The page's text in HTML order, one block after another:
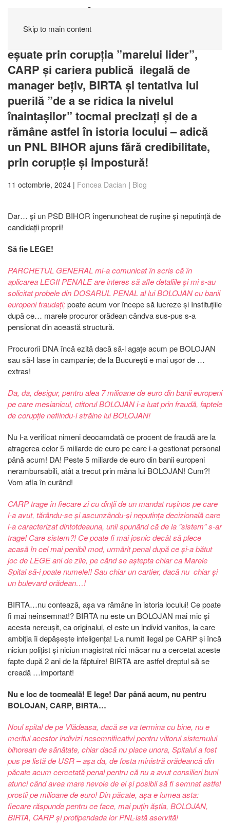
Skip to main content
Ep. 40: BOLOJAN și mirajul puterii
eșuate prin corupția ”marelui lider”,
CARP și cariera publică ilegală de
manager bețiv, BIRTA și tentativa lui
puerilă ”de a se ridica la nivelul
înaintașilor” tocmai precizați și de a
rămâne astfel în istoria locului – adică
un PNL BIHOR ajuns fără credibilitate,
prin corupție și impostură!
11 octombrie, 2024 | Foncea Dacian | Blog
Dar… și un PSD BIHOR îngenuncheat de rușine și neputință de
candidații proprii!
Să fie LEGE!
PARCHETUL GENERAL mi-a comunicat în scris că în
aplicarea LEGII PENALE are interes să afle detaliile și mi s-au
solicitat probele din DOSARUL PENAL al lui BOLOJAN cu banii
europeni fraudați;poate acum vor începe să lucreze și Instituțiile
după ce… marele procuror orădean cândva sus-pus s-a
pensionat din această structură.
Procurorii DNA încă ezită dacă să-l agațe acum pe BOLOJAN
sau să-l lase în campanie; de la București e mai ușor de …
extras!
Da, da, desigur, pentru alea 7 milioane de euro din banii europeni
pe care mesianicul, ctitorul BOLOJAN i-a luat prin fraudă, faptele
de corupție nefiindu-i străine lui BOLOJAN!
Nu l-a verificat nimeni deocamdată ce procent de fraudă are la
atragerea celor 5 miliarde de euro pe care i-a gestionat personal
până acum! DA! Peste 5 miliarde de euro din banii europeni
nerambursabili, atât a trecut prin mâna lui BOLOJAN! Cum?!
Vom afla în curând!
CARP trage în fiecare zi cu dinții de un mandat rușinos pe care
l-a avut, tărându-se și ascunzându-și neputința decizională care
l-a caracterizat dintotdeauna, unii spunând că de la ”sistem” s-ar
trage! Care sistem?! Ce poate fi mai josnic decât să plece
acasă în cel mai penibil mod, urmărit penal după ce și-a bătut
joc de LEGE ani de zile, pe când se aștepta chiar ca Marele
Spital să-i poate numele!! Sau chiar un cartier, dacă nu chiar și
un bulevard orădean…!
BIRTA…nu contează, așa va rămâne în istoria locului! Ce poate
fi mai neînsemnat!? BIRTA nu este un BOLOJAN mai mic și
acesta nereușit, ca originalul, el este un individ vanitos, la care
ambiția îi depășește inteligența! L-a numit ilegal pe CARP și încă
niciun polițist și niciun magistrat nici măcar nu a cercetat aceste
fapte după 2 ani de la făptuire! BIRTA are astfel dreptul să se
creadă …important!
Nu e loc de tocmeală! E lege! Dar până acum, nu pentru
BOLOJAN, CARP, BIRTA…
Noul spital de pe Vlădeasa, dacă se va termina cu bine, nu e
meritul acestor indivizi nesemnificativi pentru viitorul sistemului
bihorean de sănătate, chiar dacă nu place unora, Spitalul a fost
pus pe listă de USR – așa da, de fosta ministră orădeancă din
păcate acum cercetată penal pentru că nu a avut consilieri buni
atunci când avea mare nevoie de ei și posibil să fi semnat astfel
prostii pe milioane de euro! Din păcate, așa e lumea asta:
fiecare răspunde pentru ce face, mai puțin ăștia, BOLOJAN,
BIRTA, CARP și protipendada lor PNL-istă aservită!